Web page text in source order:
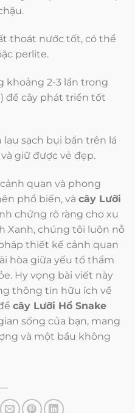
thoát nước tốt, có thể
perlite.
khoảng 2-3 lần trong
để cây phát triển tốt
sạch bụi bẩn trên lá
giữ được vẻ đẹp.
quan và phong
phổ biến, và cây Lưỡi
chứng rõ ràng cho xu
Xanh, chúng tôi luôn nỗ
thiết kế cảnh quan
hòa giữa yếu tố thẩm
Hy vọng bài viết này
thông tin hữu ích về
cây Lưỡi Hổ Snake
sống của bạn, mang
và một bầu không